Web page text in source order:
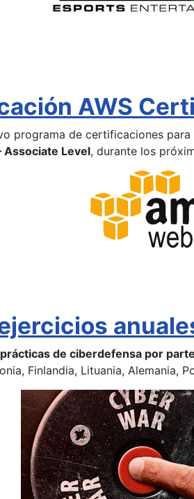
AWS
programa de certificaciones
Level, durante los
prácticas de ciberdefensa por
Finlandia, Lituania, Alemania,